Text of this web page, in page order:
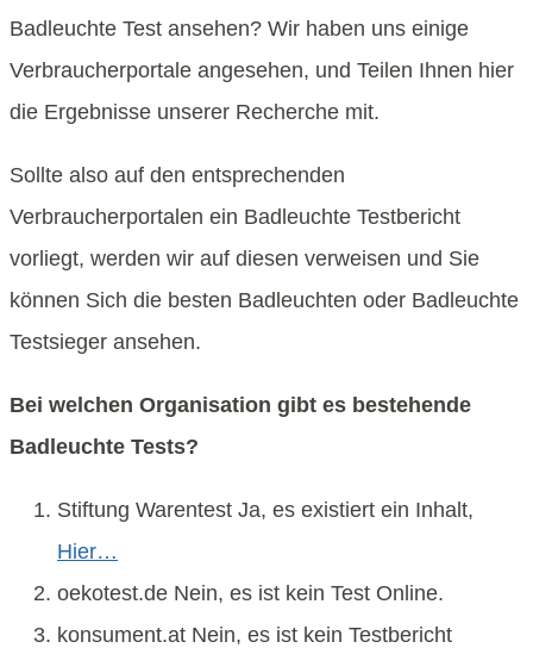
Badleuchte Test ansehen? Wir haben uns einige
Verbraucherportale angesehen, und Teilen Ihnen hier
die Ergebnisse unserer Recherche mit.
Sollte also auf den entsprechenden
Verbraucherportalen ein Badleuchte Testbericht
vorliegt, werden wir auf diesen verweisen und Sie
können Sich die besten Badleuchten oder Badleuchte
Testsieger ansehen.
Bei welchen Organisation gibt es bestehende
Badleuchte Tests?
Stiftung Warentest Ja, es existiert ein Inhalt,
Hier…
oekotest.de Nein, es ist kein Test Online.
konsument.at Nein, es ist kein Testbericht